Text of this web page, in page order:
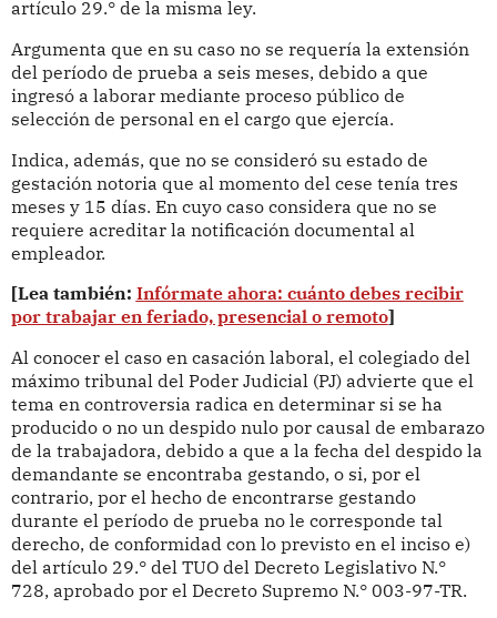
artículo 29.° de la misma ley.
Argumenta que en su caso no se requería la extensión
del período de prueba a seis meses, debido a que
ingresó a laborar mediante proceso público de
selección de personal en el cargo que ejercía.
Indica, además, que no se consideró su estado de
gestación notoria que al momento del cese tenía tres
meses y 15 días. En cuyo caso considera que no se
requiere acreditar la notificación documental al
empleador.
[Lea también: Infórmate ahora: cuánto debes recibir
por trabajar en feriado, presencial o remoto]
Al conocer el caso en casación laboral, el colegiado del
máximo tribunal del Poder Judicial (PJ) advierte que el
tema en controversia radica en determinar si se ha
producido o no un despido nulo por causal de embarazo
de la trabajadora, debido a que a la fecha del despido la
demandante se encontraba gestando, o si, por el
contrario, por el hecho de encontrarse gestando
durante el período de prueba no le corresponde tal
derecho, de conformidad con lo previsto en el inciso e)
del artículo 29.° del TUO del Decreto Legislativo N.°
728, aprobado por el Decreto Supremo N.° 003-97-TR.